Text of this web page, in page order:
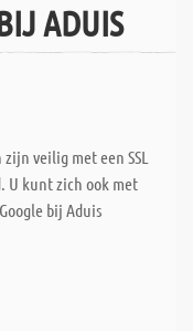
ADUIS
veilig met een SSL
U kunt zich ook met
bij Aduis